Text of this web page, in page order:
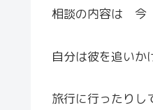
相談の内容は 今
自分は彼を追い
旅行に行ったり